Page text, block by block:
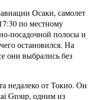
Осаки, самолет
по местному
посадочной полосы и
остановился. На
они выбрались без
недалеко от Токио. Он
Group, одним из